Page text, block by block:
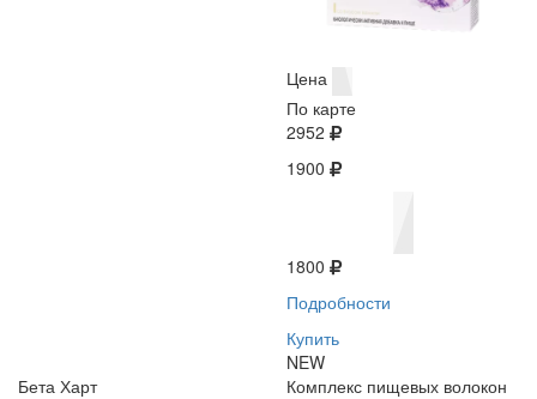
Цена
По карте
2952
1900
1800
Подробности
Купить
NEW
Бета Харт
Комплекс пищевых волокон